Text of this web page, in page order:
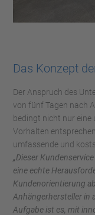
Das Konzept
Der Anspruch des
von fünf Tagen nach
bedingt nicht nur eine
Vorhalten
umfassende und
„Dieser
eine echte
Kundenorientierung
Anhängerhersteller in
Aufgabe ist es, mit